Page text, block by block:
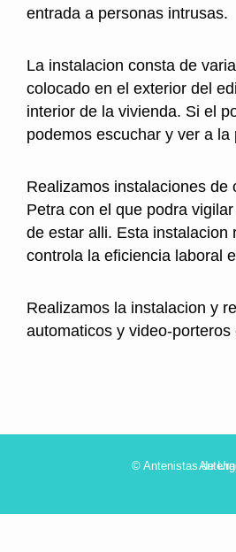
entrada a personas intrusas.
La instalacion consta de
colocado en el exterior del
interior de la vivienda. Si el
podemos escuchar y ver a la
Realizamos instalaciones
Petra con el que podra
de estar alli. Esta instalacion
controla la eficiencia laboral
Realizamos la instalacion y
automaticos y video-
© Antenistas de